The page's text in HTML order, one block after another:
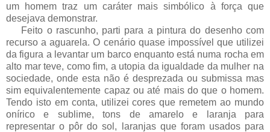
um homem traz um caráter mais simbólico à força que
desejava demonstrar.
Feito o rascunho, parti para a pintura do desenho com
recurso a aguarela. O cenário quase impossível que utilizei
da figura a levantar um barco enquanto está numa rocha em
alto mar teve, como fim, a utopia da igualdade da mulher na
sociedade, onde esta não é desprezada ou submissa mas
sim equivalentemente capaz ou até mais do que o homem.
Tendo isto em conta, utilizei cores que remetem ao mundo
onírico e sublime, tons de amarelo e laranja para
representar o pôr do sol, laranjas que foram usados para